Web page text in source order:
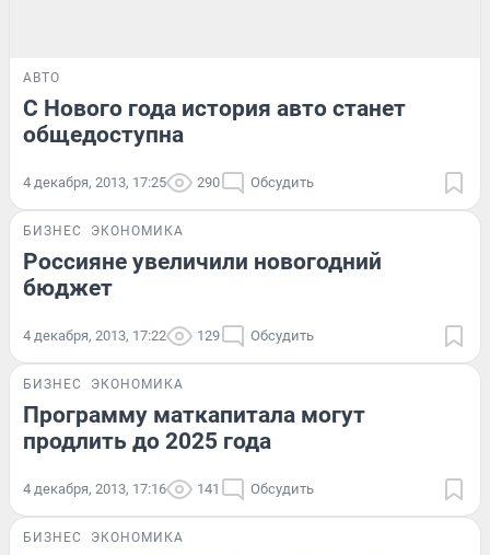
АВТО
С Нового года история авто станет
общедоступна
4 декабря, 2013, 17:25 290 Обсудить
БИЗНЕС ЭКОНОМИКА
Россияне увеличили новогодний
бюджет
4 декабря, 2013, 17:22 129 Обсудить
БИЗНЕС ЭКОНОМИКА
Программу маткапитала могут
продлить до 2025 года
4 декабря, 2013, 17:16 141 Обсудить
БИЗНЕС ЭКОНОМИКА